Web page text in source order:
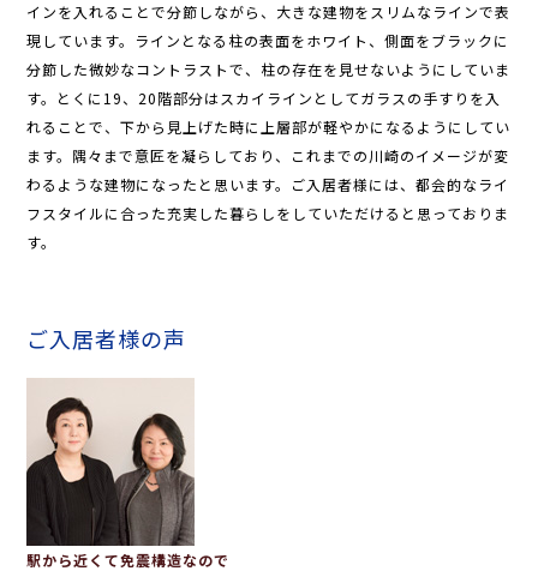
インを入れることで分節しながら、大きな建物をスリムなラインで表
現しています。ラインとなる柱の表面をホワイト、側面をブラックに
分節した微妙なコントラストで、柱の存在を見せないようにしていま
す。とくに19、20階部分はスカイラインとしてガラスの手すりを入
れることで、下から見上げた時に上層部が軽やかになるようにしてい
ます。隅々まで意匠を凝らしており、これまでの川崎のイメージが変
わるような建物になったと思います。ご入居者様には、都会的なライ
フスタイルに合った充実した暮らしをしていただけると思っておりま
す。
ご入居者様の声
駅から近くて免震構造なので